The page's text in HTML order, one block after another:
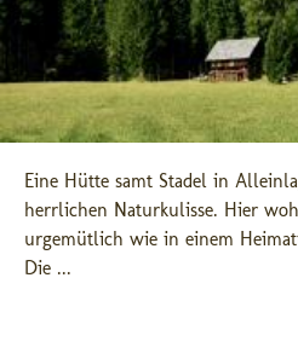
Eine Hütte samt Stadel in
herrlichen Naturkulisse. Hier
urgemütlich wie in einem
Die ...